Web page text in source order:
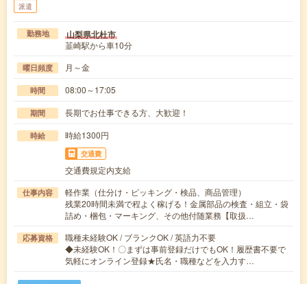
派遣
勤務地 山梨県北杜市
韮崎駅から車10分
曜日頻度 月～金
時間 08:00～17:05
期間 長期でお仕事できる方、大歓迎！
時給 時給1300円
交通費
交通費規定内支給
仕事内容
軽作業（仕分け・ピッキング・検品、商品管理）
残業20時間未満で程よく稼げる！金属部品の検査・組立・袋
詰め・梱包・マーキング、その他付随業務【取扱…
応募資格
職種未経験OK / ブランクOK / 英語力不要
◆未経験OK！〇まずは事前登録だけでもOK！履歴書不要で
気軽にオンライン登録★氏名・職種などを入力す…